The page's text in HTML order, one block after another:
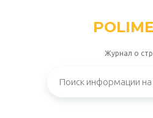
Журнал о